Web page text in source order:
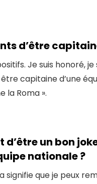
d’être
Je suis honoré, je
capitaine d’une
la Roma ».
d’être un bon
nationale ?
signifie que je peux